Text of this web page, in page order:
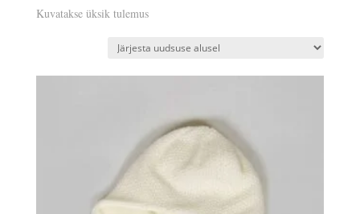
Kuvatakse üksik tulemus